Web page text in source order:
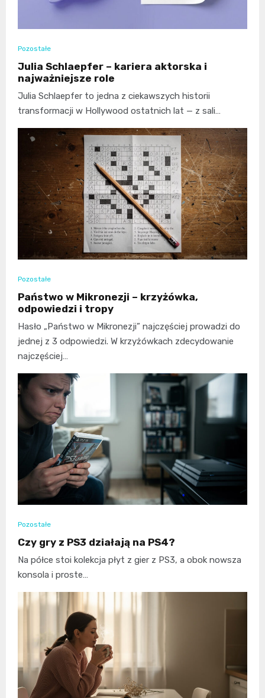
Pozostałe
Julia Schlaepfer – kariera aktorska i
najważniejsze role
Julia Schlaepfer to jedna z ciekawszych historii
transformacji w Hollywood ostatnich lat — z sali…
Pozostałe
Państwo w Mikronezji – krzyżówka,
odpowiedzi i tropy
Hasło „Państwo w Mikronezji” najczęściej prowadzi do
jednej z 3 odpowiedzi. W krzyżówkach zdecydowanie
najczęściej…
Pozostałe
Czy gry z PS3 działają na PS4?
Na półce stoi kolekcja płyt z gier z PS3, a obok nowsza
konsola i proste…